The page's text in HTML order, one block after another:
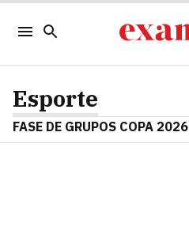
Esporte
FASE DE GRUPOS COPA 2026